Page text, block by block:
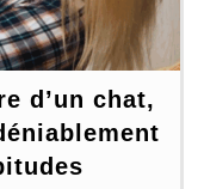
d’un chat,